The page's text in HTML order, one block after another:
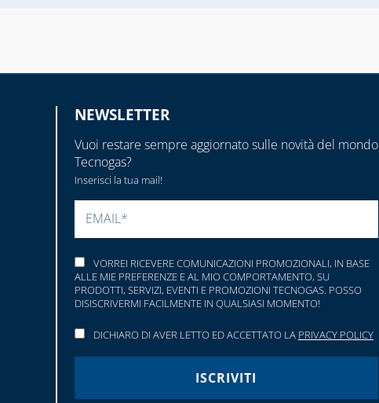
NEWSLETTER
Vuoi restare sempre aggiornato sulle novità del mondo
Tecnogas?
Inserisci la tua mail!
SI PREGA DI LASCIARE VUOTO QUESTO
VORREI RICEVERE COMUNICAZIONI PROMOZIONALI, IN BASE
ALLE MIE PREFERENZE E AL MIO COMPORTAMENTO, SU
PRODOTTI, SERVIZI, EVENTI E PROMOZIONI TECNOGAS. POSSO
DISISCRIVERMI FACILMENTE IN QUALSIASI MOMENTO!
DICHIARO DI AVER LETTO ED ACCETTATO LA PRIVACY POLICY